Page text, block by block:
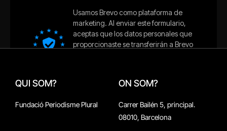
QUI SOM?
Fundació Periodisme Plural
ON SOM?
Carrer Bailén 5, principal.
08010, Barcelona